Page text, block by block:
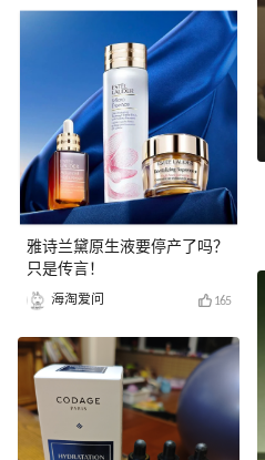
雅诗兰黛原生液要停产了吗？
只是传言！
海淘爱问 165